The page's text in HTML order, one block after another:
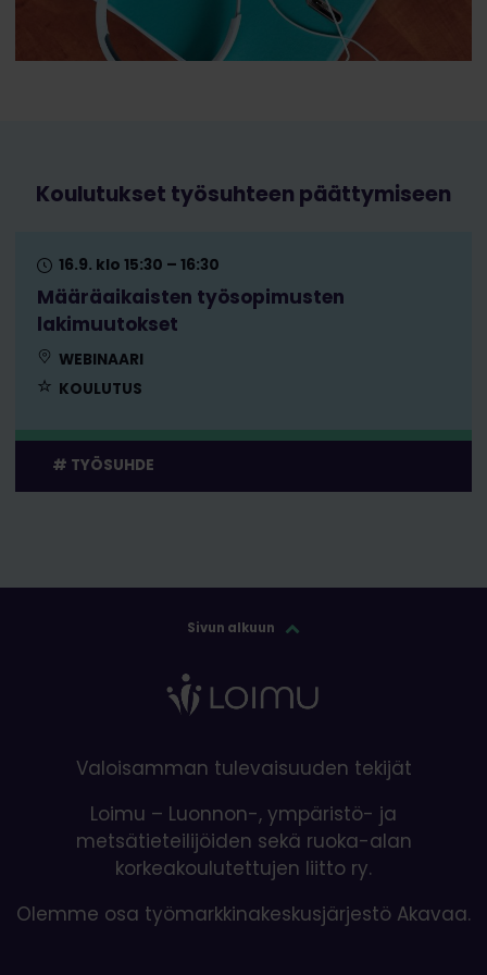
Koulutukset työsuhteen päättymiseen
Määräaikaisten työsopimusten
lakimuutokset
16.9. klo 15:30 – 16:30
WEBINAARI
KOULUTUS
TYÖSUHDE
Sivun alkuun
Valoisamman tulevaisuuden tekijät
Loimu – Luonnon-, ympäristö- ja
metsätieteilijöiden sekä ruoka-alan
korkeakoulutettujen liitto ry.
Olemme osa työmarkkinakeskusjärjestö Akavaa.